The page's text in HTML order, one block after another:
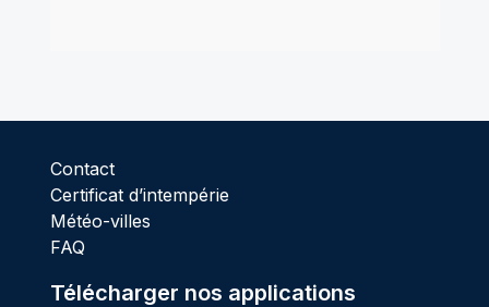
Contact
Certificat d’intempérie
Météo-villes
FAQ
Télécharger nos applications